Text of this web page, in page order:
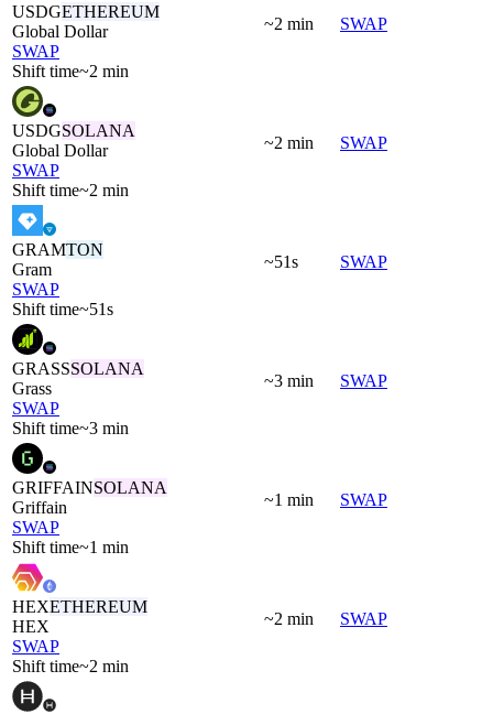
USDGETHEREUM
Global Dollar
SWAP
Shift time~2 min
~2 min SWAP
USDGSOLANA
Global Dollar
SWAP
Shift time~2 min
~2 min SWAP
GRAMTON
Gram
SWAP
Shift time~51s
~51s SWAP
GRASSSOLANA
Grass
SWAP
Shift time~3 min
~3 min SWAP
GRIFFAINSOLANA
Griffain
SWAP
Shift time~1 min
~1 min SWAP
HEXETHEREUM
HEX
SWAP
Shift time~2 min
~2 min SWAP